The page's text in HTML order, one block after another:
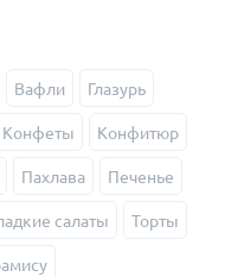
Вафли Глазурь
Конфеты Конфитюр
Пахлава Печенье
салаты Торты